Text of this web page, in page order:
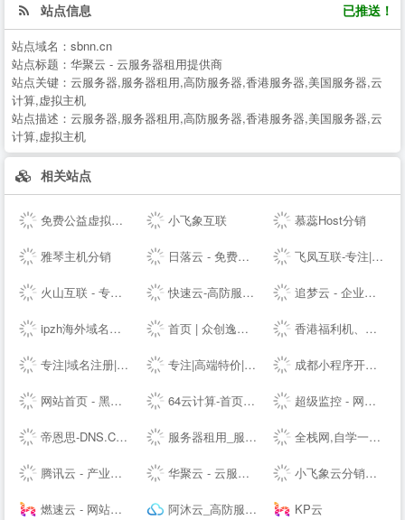
站点信息 已推送！
站点域名： sbnn.cn
站点标题： 华聚云 - 云服务器租用提供商
站点关键： 云服务器,服务器租用,高防服务器,香港服务器,美国服务器,云
计算,虚拟主机
站点描述： 云服务器,服务器租用,高防服务器,香港服务器,美国服务器,云
计算,虚拟主机
相关站点
免费公益虚拟主机|雷电云互联-公益挂机宝_公益vps挂机宝_公益云电脑_3元挂机宝_4元挂机宝_低价挂机宝_低价云电脑_5元挂机宝_达龙云电脑-挂机宝官网 小飞象互联 慕蕊Host分销
雅琴主机分销 日落云 - 免费云服务器免费主机专注优质云服务 飞凤互联-专注|云主机|云空间|vps主机|拨号vps|虚拟主机|挂机宝|电信服务器|香港服务器
火山互联 - 专注Linux应用,弹性云主机 - 四川火山互联信息科技有限责任公司 快速云-高防服务器租用秒解-香港vps-香港云服务器-江苏高防BGP服务器租用-快速云 追梦云 - 企业级定制高防云服务器、虚拟主机、服务器租用托管服务提供商
ipzh海外域名平台 首页 | 众创逸云 - 为全民开发者而生的专业云服务器 香港福利机、香港云服务器、美国站群VPS及物理主机提供商
专注|域名注册|com域名|cn域名|vip域名|pw域名|优质域名|无限空间|免费试用|ssl证书|-飞凤互联 专注|高端特价|活动主机| 无套路|续费同价|等主机服务器产品 - 飞凤互联 成都小程序开发_网站建设_小程序制作_自助建站_软件开发 - ⎛赤七互联⎞
网站首页 - 黑白云-用心服务 64云计算-首页演示 超级监控 - 网站服务器数据监控服务商
帝恩思-DNS.COM：DNS综合服务提供商-免费DNS解析-云解析-高防CDN-DNS劫持-SSL证书-网站劫持检测-宕机监控-云服务器ECS 服务器租用_服务器托管_虚拟主机_云主机_vps-紫田网络 全栈网,自学一个全栈工程师
腾讯云 - 产业智变 云启未来 华聚云 - 云服务器租用提供商 小飞象云分销系统
燃速云 - 网站首页 阿沐云_高防服务器_香港服务器_高性价比云计算产品 KP云